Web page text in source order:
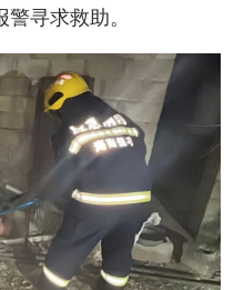
寻求救助。